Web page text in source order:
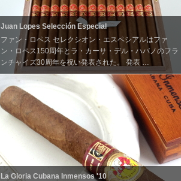
Juan Lopes Selección Especial
ファン・ロペス セレクシオン・エスペシアルはファ
ン・ロペス150周年とラ・カーサ・デル・ハバノのフラ
ンチャイズ30周年を祝い発表された。 発表 …
La Gloria Cubana Inmensos '10